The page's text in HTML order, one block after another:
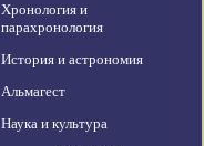
Хронология и
парахронология
История и астрономия
Альмагест
Наука и культура